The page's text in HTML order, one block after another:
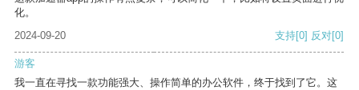
化。
2024-09-20
支持[0] 反对[0]
游客
我一直在寻找一款功能强大、操作简单的办公软件，终于找到了它。这